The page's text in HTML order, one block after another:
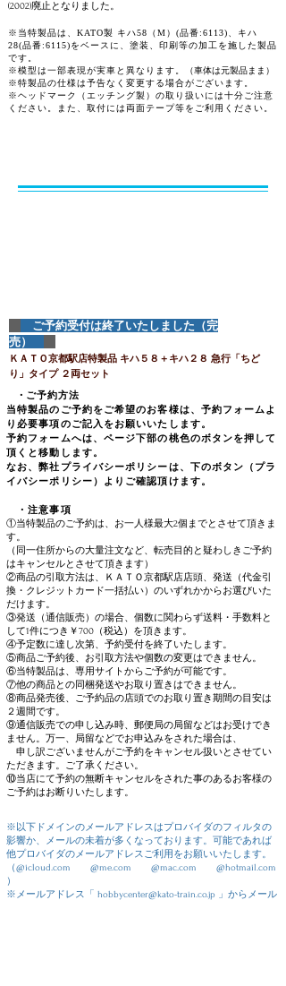
(2002)廃止となりました。
​※ 当特製品は、KATO製 キハ58（M）(品番:6113)、キハ
28(品番:6115)をベースに、塗装、印刷等の加工を施した製品
です。
※模型は一部表現が実車と異なります。​​
​（車体は元製品まま）
​※特製品の仕様は予告なく変更する場合がございます。
※ヘッドマーク（エッチング製）の​取り扱いには十分ご注意
ください。また、 取付には両面テープ等をご利用 ください。
ご予約受付は終了いたしました（完
売）
ＫＡＴＯ京都駅店特製品 キハ５８＋キハ２８ 急行「ちど
り」タイプ２両セット
​ ・ ご予約方法
当特製品のご予約をご希望のお客様は、予約フォームよ
り必要事項のご記入をお願いいたします。
予約フォームへは、ページ下部の桃色のボタンを押して
頂くと移動します。
なお、弊社プライバシーポリシーは、下のボタン（プラ
イバシーポリシー）よりご確認頂けます。
・注意事項
①当特製品のご予約は、お一人様最大2個までとさせて頂きま
す。
​（同一住所からの大量注文など、転売目的と疑わしきご予約
はキャンセルとさせて頂きます）
②商品の引取方法は、ＫＡＴＯ京都駅店店頭、発送（代金引
換・クレジットカード一括払い）のいずれかからお選びいた
だけます。
③発送（通信販売）の場合、個数に関わらず送料・手数料と
して1件につき￥700（税込）を頂きます。
④予定数に達し次第、予約受付を終了いたします。
⑤商品ご予約後、お引取方法や個数の変更はできません。
⑥当特製品は、専用サイトからご予約が可能です。
⑦他の商品との同梱発送やお取り置きはできません。
⑧商品発売後、ご予約品の店頭でのお取り置き期間の目安は
２週間です。
​⑨通信販売での申し込み時、郵便局の局留などはお受けでき
ません。万一、局留などでお申込みをされた場合は、
申し訳ございませんがご予約をキャンセル扱いとさせてい
ただきます。ご了承ください。
⑩当店にて予約の無断キャンセルをされた事のあるお客様の
ご予約はお断りいたします。
※以下ドメインのメールアドレスはプロバイダのフィルタの
影響か、メールの未着が多くなっております。可能であれば
他プロバイダのメールアドレスご利用をお願いいたします。
（@icloud.com @me.com @mac.com @hotmail.com
）
※メールアドレス「 hobbycenter@kato-train.co.jp 」からメール